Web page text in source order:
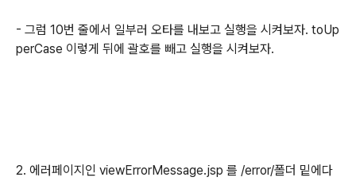
- 그럼 10번 줄에서 일부러 오타를 내보고 실행을 시켜보자. toUp
perCase 이렇게 뒤에 괄호를 빼고 실행을 시켜보자.
2. 에러페이지인 viewErrorMessage.jsp 를 /error/폴더 밑에다